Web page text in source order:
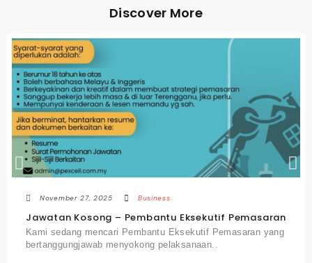
Discover More
November 27, 2025 Business
Jawatan Kosong – Pembantu Eksekutif Pemasaran
Kami sedang mencari Pembantu Eksekutif Pemasaran yang
bertanggungjawab menyokong pelaksanaan..